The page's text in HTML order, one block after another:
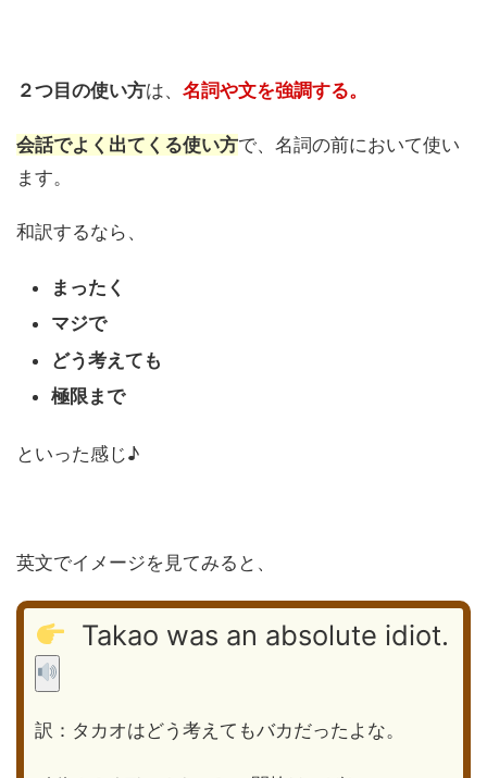
２つ目の使い方は、 名詞や文を強調する。
会話でよく出てくる使い方で、名詞の前において使い
ます。
和訳するなら、
まったく
マジで
どう考えても
極限まで
といった感じ♪
英文でイメージを見てみると、
Takao was an absolute idiot.
訳：タカオはどう考えてもバカだったよな。